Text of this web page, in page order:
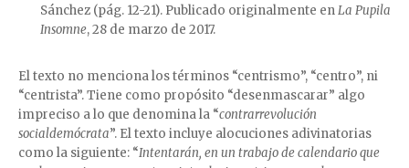
Sánchez (pág. 12-21). Publicado originalmente enLa Pupila
Insomne, 28 de marzo de 2017.
El texto no menciona los términos “centrismo”, “centro”, ni
“centrista”. Tiene como propósito “desenmascarar” algo
impreciso a lo que denomina la “contrarrevolución
socialdemócrata”. El texto incluye alocuciones adivinatorias
como la siguiente: “Intentarán, en un trabajo de calendario que